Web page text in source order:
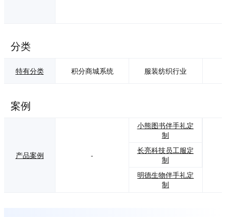
分类
特有分类 积分商城系统 服装纺织行业
案例
产品案例 -
小熊图书伴手礼定
制
长亮科技员工服定
制
明德生物伴手礼定
制